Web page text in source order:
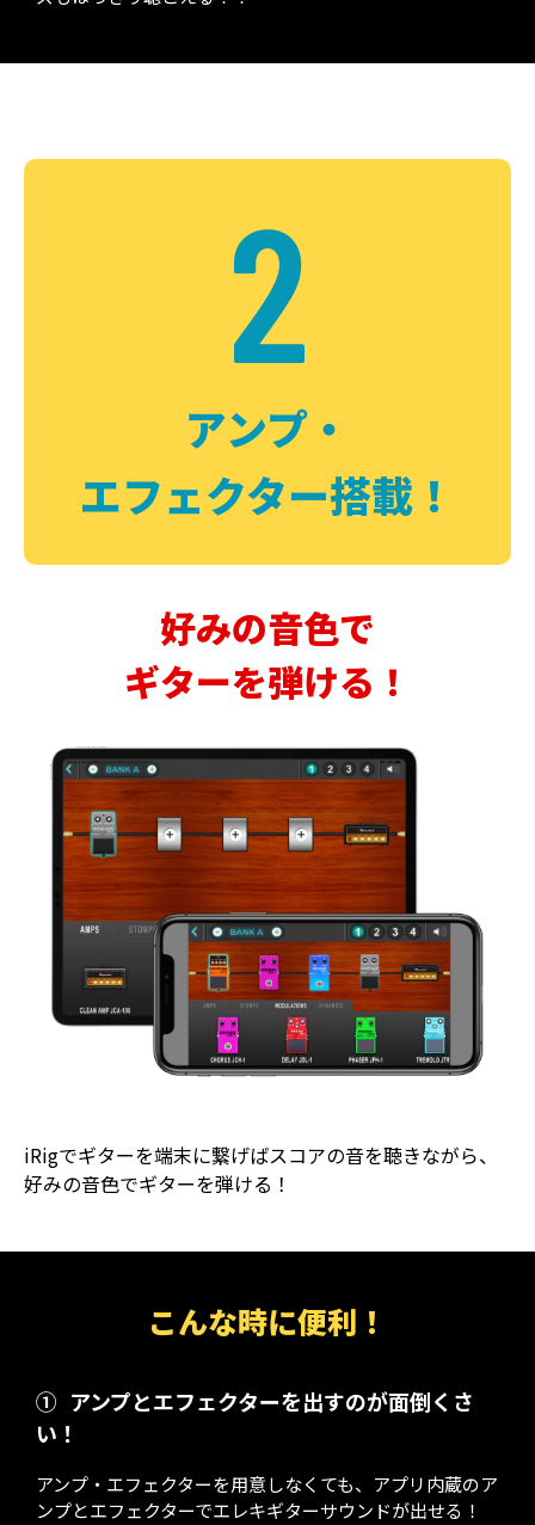
2
アンプ・
エフェクター搭載！
好みの音色で
ギターを弾ける！
iRigでギターを端末に繋げばスコアの音を聴きながら、
好みの音色でギターを弾ける！
こんな時に便利！
① アンプとエフェクターを出すのが面倒くさ
い！
アンプ・エフェクターを用意しなくても、アプリ内蔵のア
ンプとエフェクターでエレキギターサウンドが出せる！